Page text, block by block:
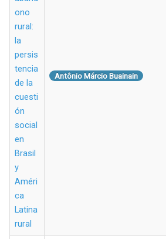
ono
rural:
la
persis
tencia
de la
cuesti
ón
social
en
Brasil
y
Améri
ca
Latina
rural
Antônio Márcio Buainain